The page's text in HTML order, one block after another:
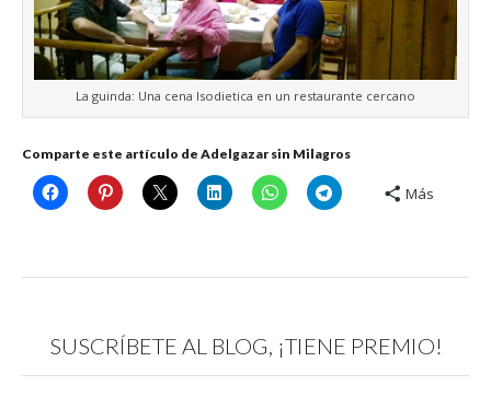
La guinda: Una cena Isodietica en un restaurante cercano
Comparte este artículo de Adelgazar sin Milagros
Más
SUSCRÍBETE AL BLOG, ¡TIENE PREMIO!